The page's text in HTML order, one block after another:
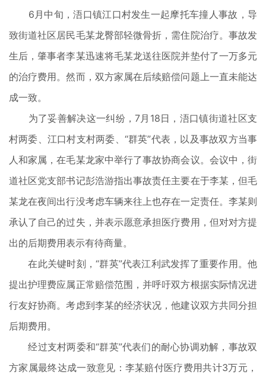
6月中旬，浯口镇江口村发生一起摩托车撞人事故，导
致街道社区居民毛某龙臀部轻微骨折，需住院治疗。事故发
生后，肇事者李某迅速将毛某龙送往医院并垫付了一万多元
的治疗费用。然而，双方家属在后续赔偿问题上一直未能达
成一致。
为了妥善解决这一纠纷，7月18日，浯口镇街道社区支
村两委、江口村支村两委、“群英”代表，以及事故双方当事
人和家属，在毛某龙家中举行了事故协商会议。会议中，街
道社区党支部书记彭浩游指出事故责任主要在于李某，但毛
某龙在夜间出行没考虑车辆来往上也存在一定责任。李某则
承认了自己的过失，并表示愿意承担医疗费用，但对对方提
出的后期费用表示有待商量。
在此关键时刻，“群英”代表江利武发挥了重要作用。他
提出护理费应属正常赔偿范围，并呼吁双方根据实际情况进
行友好协商。考虑到李某的经济状况，他建议双方共同分担
后期费用。
经过支村两委和“群英”代表们的耐心协调劝解，事故双
方家属最终达成一致意见：李某赔付医疗费用共计3万元，